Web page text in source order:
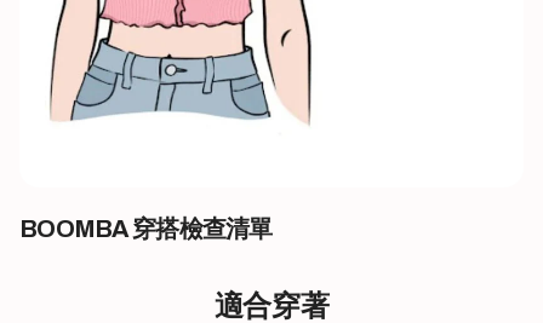
BOOMBA 穿搭檢查清單
適合穿著